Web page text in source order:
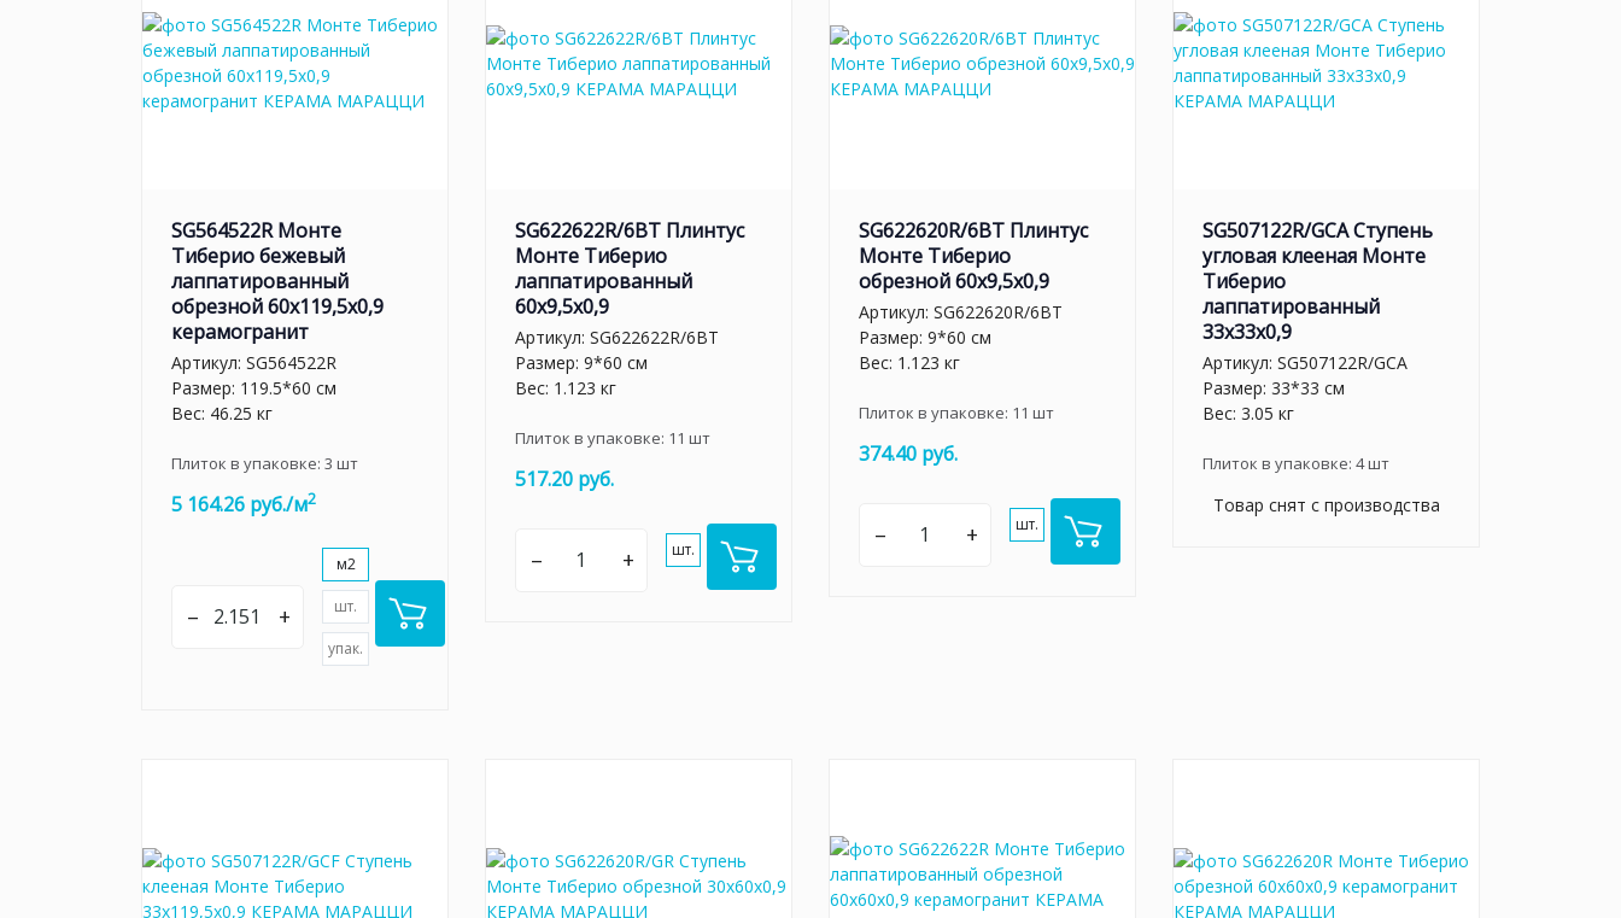
SG564522R Монте
Тиберио бежевый
лаппатированный
обрезной 60x119,5x0,9
керамогранит
Артикул: SG564522R
Размер: 119.5*60 см
Вес: 46.25 кг
Плиток в упаковке: 3 шт
5 164.26 руб./м2
– +
м2
шт.
упак.
SG622622R/6BT Плинтус
Монте Тиберио
лаппатированный
60x9,5x0,9
Артикул: SG622622R/6BT
Размер: 9*60 см
Вес: 1.123 кг
Плиток в упаковке: 11 шт
517.20 руб.
– + шт.
SG622620R/6BT Плинтус
Монте Тиберио
обрезной 60x9,5x0,9
Артикул: SG622620R/6BT
Размер: 9*60 см
Вес: 1.123 кг
Плиток в упаковке: 11 шт
374.40 руб.
– + шт.
SG507122R/GCA Ступень
угловая клееная Монте
Тиберио
лаппатированный
33x33x0,9
Артикул: SG507122R/GCA
Размер: 33*33 см
Вес: 3.05 кг
Плиток в упаковке: 4шт
Товар снят с производства